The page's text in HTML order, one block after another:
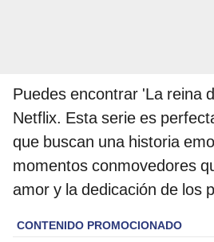
Puedes encontrar 'La reina
Netflix. Esta serie es
que buscan una historia
momentos conmovedores
amor y la dedicación de los